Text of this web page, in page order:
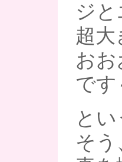
ジ
超
お
です
と
そ